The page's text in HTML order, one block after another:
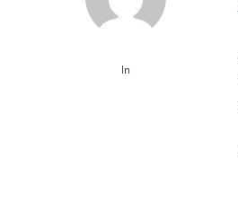
In